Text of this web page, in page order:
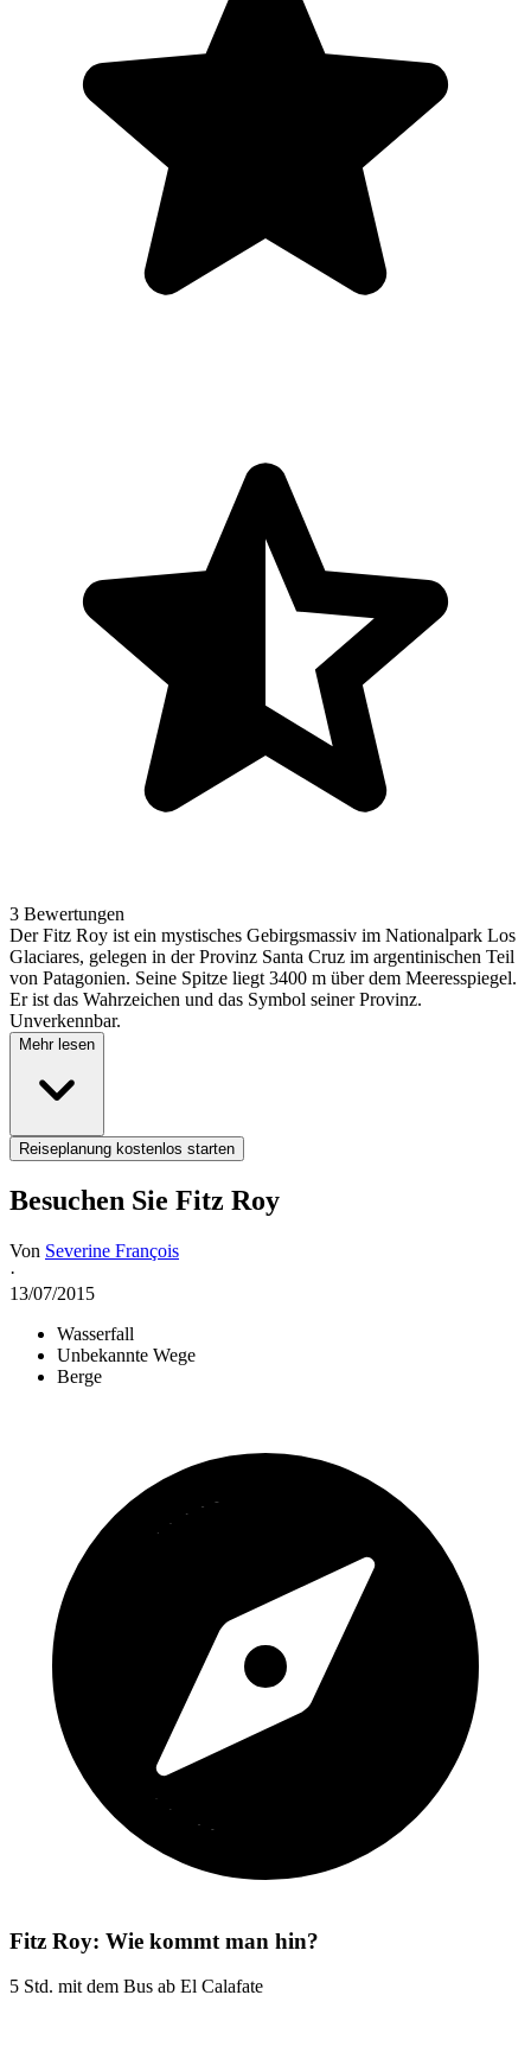
3 Bewertungen
Der Fitz Roy ist ein mystisches Gebirgsmassiv im Nationalpark Los
Glaciares, gelegen in der Provinz Santa Cruz im argentinischen Teil
von Patagonien. Seine Spitze liegt 3400 m über dem Meeresspiegel.
Er ist das Wahrzeichen und das Symbol seiner Provinz.
Unverkennbar.
Mehr lesen
Reiseplanung kostenlos starten
Besuchen Sie Fitz Roy
Von Severine François
·
13/07/2015
Wasserfall
Unbekannte Wege
Berge
Fitz Roy: Wie kommt man hin?
5 Std. mit dem Bus ab El Calafate